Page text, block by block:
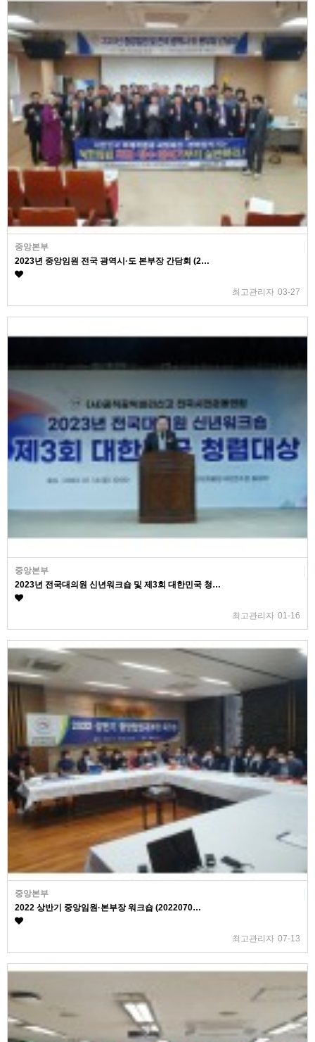
중앙본부
2023년 중앙임원 전국 광역시·도 본부장 간담회 (2…
최고관리자 03-27
중앙본부
2023년 전국대의원 신년워크숍 및 제3회 대한민국 청…
최고관리자 01-16
중앙본부
2022 상반기 중앙임원·본부장 워크숍 (2022070…
최고관리자 07-13